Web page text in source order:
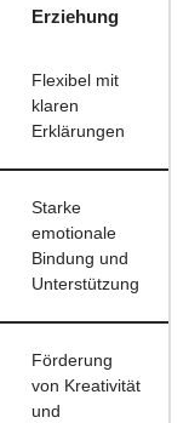
Erziehung
Flexibel mit
klaren
Erklärungen
Starke
emotionale
Bindung und
Unterstützung
Förderung
von Kreativität
und